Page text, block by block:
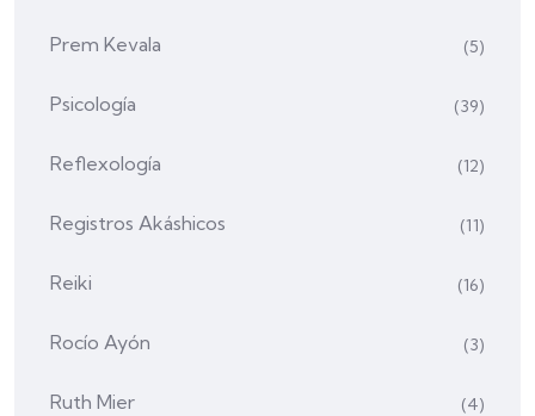
Prem Kevala (5)
Psicología (39)
Reflexología (12)
Registros Akáshicos (11)
Reiki (16)
Rocío Ayón (3)
Ruth Mier (4)